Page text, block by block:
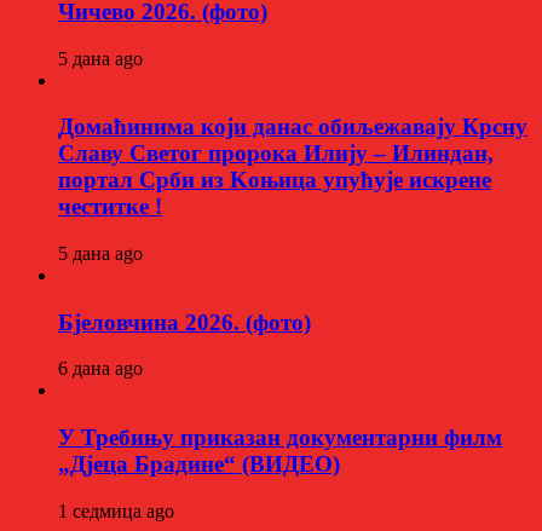
Чичево 2026. (фото)
5 дана ago
Домаћинима који данас обиљежавају Крсну
Славу Светог пророка Илију – Илиндан,
портал Срби из Kоњица упућује искрене
честитке !
5 дана ago
Бјеловчина 2026. (фото)
6 дана ago
У Требињу приказан документарни филм
„Дјеца Брадине“ (ВИДЕО)
1 седмица ago